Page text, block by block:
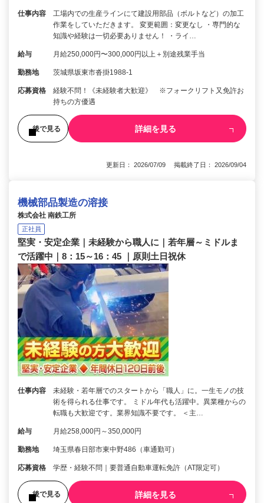
仕事内容
工場内での生産ラインにて建設用部品（ボルトなど）の加工
作業をしていただきます。 変更範囲：変更なし ・専門的な
知識や経験は一切必要ありません！ ・ライ…
給与 月給250,000円〜300,000円以上＋別途残業手当
勤務地 茨城県坂東市沓掛1988-1
応募資格
経験不問！《未経験者大歓迎》 ※フォークリフト又免許お
持ちの方優遇
後で見る 詳細を見る
更新日： 2026/07/09 掲載終了日： 2026/09/04
機械部品製造の溶接
株式会社 南鉄工所
正社員
堅実・安定企業｜未経験から職人に｜若年層～ミドルま
で活躍中｜8：15～16：45 ｜原則土日祝休
仕事内容
未経験・若年層でのスタートから「職人」に。一生モノの技
術を得られる仕事です。 ミドル年代も活躍中。異業種からの
転職も大歓迎です。業界知識不要です。 ＜主…
給与 月給258,000円～350,000円
勤務地 埼玉県春日部市東中野486（車通勤可）
応募資格 学歴・経験不問｜要普通自動車運転免許（AT限定可）
後で見る 詳細を見る